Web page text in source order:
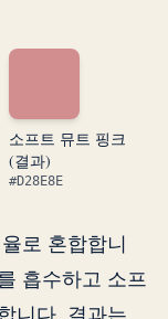
소프트 뮤트 핑크
(결과)
#D28E8E
로 혼합합니
흡수하고 소프